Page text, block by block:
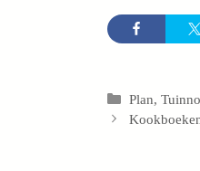
Categorieën
Plan,